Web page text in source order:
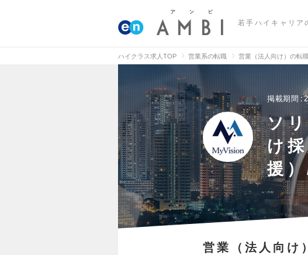
若手ハイキャリア
ハイクラス求人TOP 営業系の転職 営業（法人向け）の転職
掲載期間
ソ
け
援
営業（法人向け）